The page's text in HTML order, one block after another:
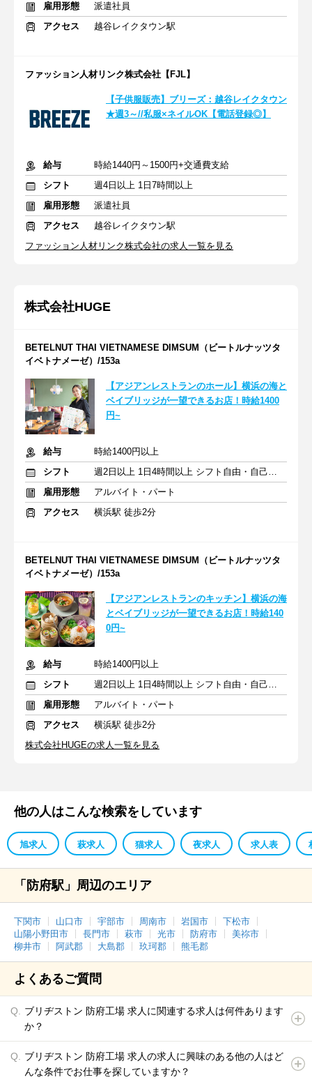
雇用形態
派遣社員
アクセス
越谷レイクタウン駅
ファッション人材リンク株式会社【FJL】
【子供服販売】ブリーズ：越谷レイクタウン
★週3～//私服×ネイルOK【電話登録◎】
給与
時給1440円～1500円+交通費支給
シフト
週4日以上 1日7時間以上
雇用形態
派遣社員
アクセス
越谷レイクタウン駅
ファッション人材リンク株式会社の求人一覧を見る
株式会社HUGE
BETELNUT THAI VIETNAMESE DIMSUM（ビートルナッツタ
イベトナメーゼ）/153a
【アジアンレストランのホール】横浜の海と
ベイブリッジが一望できるお店！時給1400
円~
給与
時給1400円以上
シフト
週2日以上 1日4時間以上 シフト自由・自己申告
雇用形態
アルバイト・パート
アクセス
横浜駅 徒歩2分
BETELNUT THAI VIETNAMESE DIMSUM（ビートルナッツタ
イベトナメーゼ）/153a
【アジアンレストランのキッチン】横浜の海
とベイブリッジが一望できるお店！時給140
0円~
給与
時給1400円以上
シフト
週2日以上 1日4時間以上 シフト自由・自己申告
雇用形態
アルバイト・パート
アクセス
横浜駅 徒歩2分
株式会社HUGEの求人一覧を見る
他の人はこんな検索をしています
旭求人 萩求人 猫求人 夜求人 求人表
「防府駅」周辺のエリア
下関市 山口市 宇部市 周南市 岩国市
下松市
山陽小野田市
長門市 萩市 光市 防府市
美祢市
柳井市
阿武郡 大島郡 玖珂郡 熊毛郡
よくあるご質問
ブリヂストン 防府工場 求人に関連する求人は何件あります
か？
ブリヂストン 防府工場 求人の求人に興味のある他の人はど
んな条件でお仕事を探していますか？